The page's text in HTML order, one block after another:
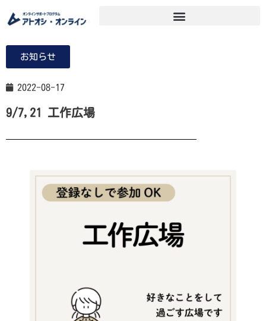
お知らせ
2022-08-17
9/7,21 工作広場